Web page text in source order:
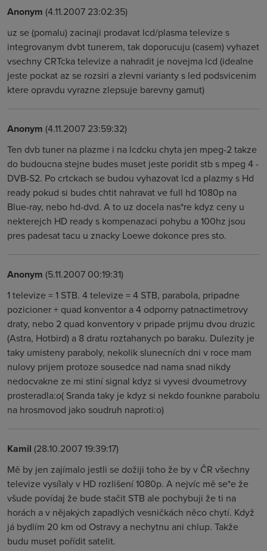
Anonym (4.11.2007 23:02:35)
uz se (pomalu) zacinaji prodavat lcd/plasma televize s
integrovanym dvbt tunerem, tak doporucuju (casem) vyhazet
vsechny CRTcka televize a nahradit je novejma lcd (idealne
jeste pockat az se rozsiri a zlevni varianty s led podsvicenim
ktere opravdu vyrazne zlepsuje barevny gamut)
Anonym (4.11.2007 23:59:32)
Ten dvb tuner na plazme i na lcdcku chyta jen mpeg-2 takze
do budoucna stejne budes muset jeste poridit stb s mpeg 4 -
DVB-S2. Po crtckach se budou vyhazovat lcd a plazmy s Hd
ready pokud si budes chtit nahravat ve full hd 1080p na
Blue-ray, nebo hd-dvd. A to uz docela nas*re kdyz ceny u
nekterejch HD ready s kompenazaci pohybu a 100hz jsou
pres padesat tacu u znacky Loewe dokonce pres sto.
Anonym (5.11.2007 00:19:31)
1 televize = 1 STB. 4 televize = 4 STB, parabola, pripadne
pozicioner + quad konventor a 4 odporny patnactimetrovy
draty, nebo 2 quad konventory v pripade prijmu dvou druzic
(Astra, Hotbird) a 8 dratu roztahanych po baraku. Dulezity je
taky umisteny paraboly, nekolik slunecních dni v roce mam
nulovy prijem protoze sousedce nad nama snad nikdy
nedocvakne ze mi stiní signal kdyz si vyvesi dvoumetrovy
prosteradla:o( Sranda taky je kdyz si nekdo founkne parabolu
na hrosmovod jako soudruh naproti:o)
Kamil (28.10.2007 19:39:17)
Mě by jen zajímalo jestli se dožiji toho že by v ČR všechny
televize vysílaly v HD rozlišení 1080p. A nejvíc mě se*e že
všude povídaj že bude stačit STB ale pochybuji že ti na
horách a v nějakých zapadlých vesničkách něco chytí. Když
já bydlím 20 km od Ostravy a nechytnu ani chlup. Takže
budu muset pořídit satelit.